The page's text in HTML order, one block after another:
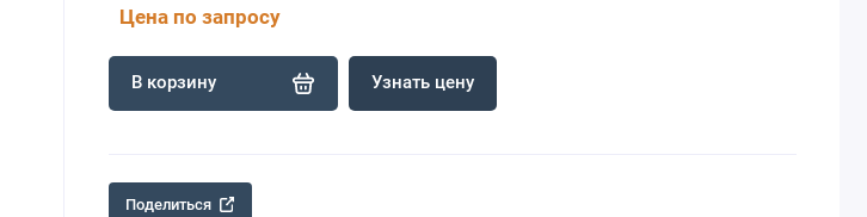
Цена по запросу
В корзину Узнать цену
Поделиться